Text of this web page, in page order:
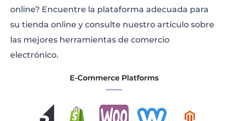
online? Encuentre la plataforma adecuada para
su tienda online y consulte nuestro artículo sobre
las mejores herramientas de comercio
electrónico.